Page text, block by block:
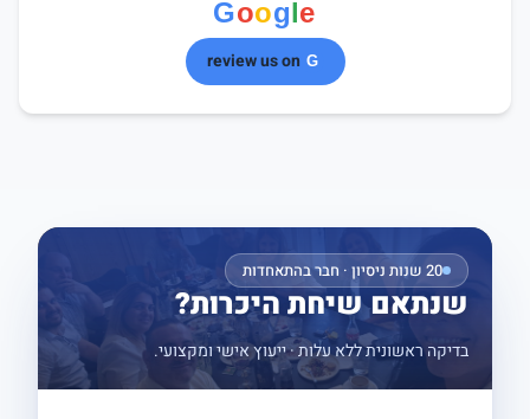
review us on
20 שנות ניסיון · חבר בהתאחדות
שנתאם שיחת היכרות?
בדיקה ראשונית ללא עלות · ייעוץ אישי ומקצועי.